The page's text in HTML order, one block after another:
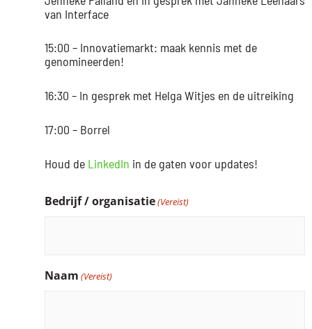
van Interface
15:00 – Innovatiemarkt: maak kennis met de
genomineerden!
16:30 – In gesprek met Helga Witjes en de uitreiking
17:00 – Borrel
Houd de LinkedIn in de gaten voor updates!
Bedrijf / organisatie(Vereist)
Naam (Vereist)